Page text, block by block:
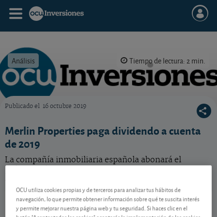
Análisis Tiempo de lectura: 2 min.
Publicado el 16 octubre 2019
Merlin Properties paga dividendo a cuenta
de 2019
La compañía inmobiliaria española abonará el
Merlin Properties
ES0105025003
14,77 EUR
OCU utiliza cookies propias y de terceros para analizar tus hábitos de
navegación, lo que permite obtener información sobre qué te suscita interés
y permite mejorar nuestra página web y tu seguridad. Si haces clic en el